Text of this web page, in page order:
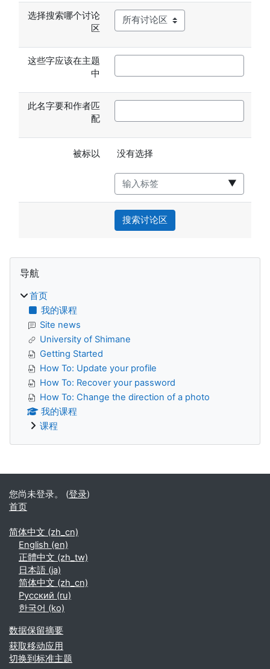
选择搜索哪个讨论
区
这些字应该在主题
中
此名字要和作者匹
配
被标以 已选项目：
没有选择
▼
搜索讨论区
版块
导航
首页
我的课程
Site news
University of Shimane
Getting Started
How To: Update your profile
How To: Recover your password
How To: Change the direction of a photo
我的课程
课程
补充内容块
您尚未登录。 (登录)
首页
简体中文 ‎(zh_cn)‎
English ‎(en)‎
正體中文 ‎(zh_tw)‎
日本語 ‎(ja)‎
简体中文 ‎(zh_cn)‎
Русский ‎(ru)‎
한국어 ‎(ko)‎
‎数据保留摘要‎
获取移动应用
切换到标准主题